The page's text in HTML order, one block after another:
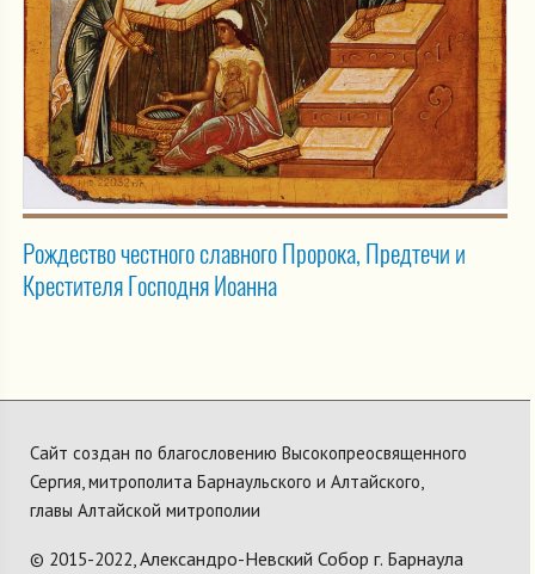
Рождество честного славного Пророка, Предтечи и
Крестителя Господня Иоанна
Сайт создан по благословению Высокопреосвященного
Сергия, митрополита Барнаульского и Алтайского,
главы Алтайской митрополии
© 2015-2022,Александро-Невский Собор г. Барнаула